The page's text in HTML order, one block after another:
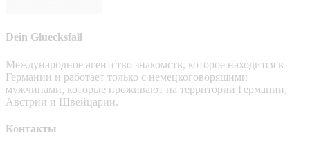
Dein Gluecksfall
Международное агентство знакомств, которое находится в
Германии и работает только с немецкоговорящими
мужчинами, которые проживают на территории Германии,
Австрии и Швейцарии.
Контакты